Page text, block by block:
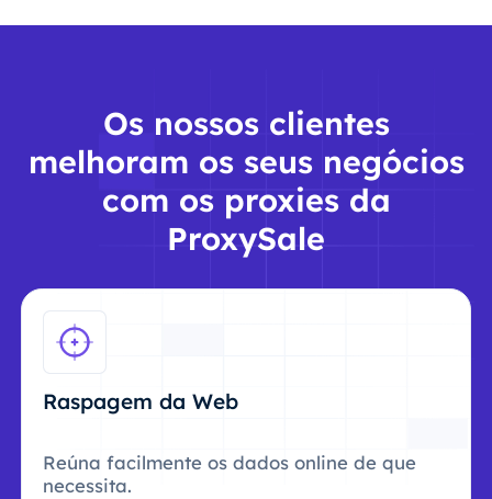
Os nossos clientes
melhoram os seus negócios
com os proxies da
ProxySale
Raspagem da Web
Reúna facilmente os dados online de que
necessita.